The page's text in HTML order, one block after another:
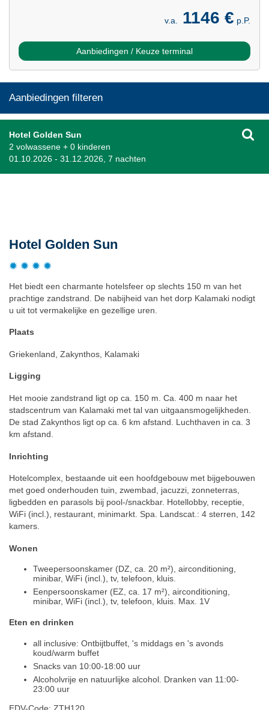
v.a. 1146 € p.P.
Aanbiedingen / Keuze terminal
Aanbiedingen filteren
Hotel Golden Sun
2 volwassene + 0 kinderen
01.10.2026 - 31.12.2026, 7 nachten
Hotel Golden Sun
Het biedt een charmante hotelsfeer op slechts 150 m van het
prachtige zandstrand. De nabijheid van het dorp Kalamaki nodigt
u uit tot vermakelijke en gezellige uren.
Plaats
Griekenland, Zakynthos, Kalamaki
Ligging
Het mooie zandstrand ligt op ca. 150 m. Ca. 400 m naar het
stadscentrum van Kalamaki met tal van uitgaansmogelijkheden.
De stad Zakynthos ligt op ca. 6 km afstand. Luchthaven in ca. 3
km afstand.
Inrichting
Hotelcomplex, bestaande uit een hoofdgebouw met bijgebouwen
met goed onderhouden tuin, zwembad, jacuzzi, zonneterras,
ligbedden en parasols bij pool-/snackbar. Hotellobby, receptie,
WiFi (incl.), restaurant, minimarkt. Spa. Landscat.: 4 sterren, 142
kamers.
Wonen
Tweepersoonskamer (DZ, ca. 20 m²), airconditioning,
minibar, WiFi (incl.), tv, telefoon, kluis.
Eenpersoonskamer (EZ, ca. 17 m²), airconditioning,
minibar, WiFi (incl.), tv, telefoon, kluis. Max. 1V
Eten en drinken
all inclusive: Ontbijtbuffet, 's middags en 's avonds
koud/warm buffet
Snacks van 10:00-18:00 uur
Alcoholvrije en natuurlijke alcohol. Dranken van 11:00-
23:00 uur
EDV-Code: ZTH120